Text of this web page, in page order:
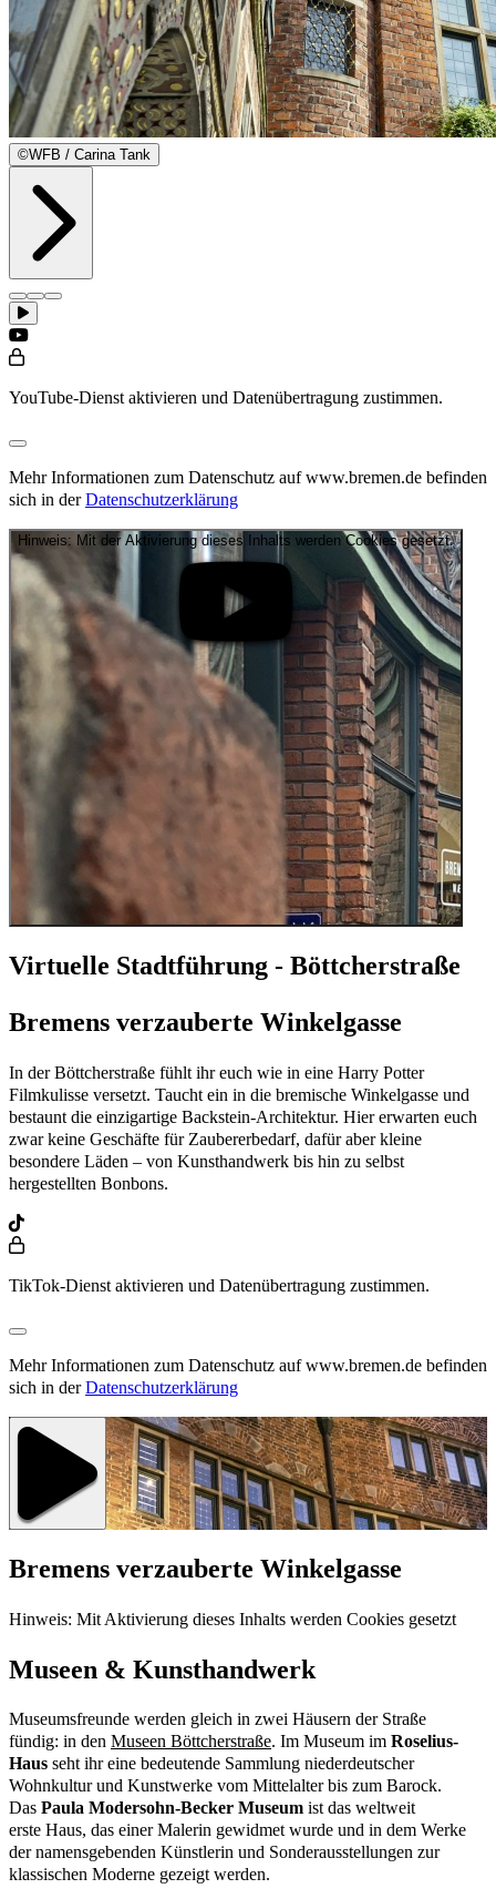
©WFB / Carina Tank
YouTube-Dienst aktivieren und Datenübertragung zustimmen.
Mehr Informationen zum Datenschutz auf www.bremen.de befinden
sich in derDatenschutzerklärung
Hinweis: Mit der Aktivierung dieses Inhalts werden Cookies gesetzt.
Virtuelle Stadtführung - Böttcherstraße
Bremens verzauberte Winkelgasse
In der Böttcherstraße fühlt ihr euch wie in eine Harry Potter
Filmkulisse versetzt. Taucht ein in die bremische Winkelgasse und
bestaunt die einzigartige Backstein-Architektur. Hier erwarten euch
zwar keine Geschäfte für Zaubererbedarf, dafür aber kleine
besondere Läden – von Kunsthandwerk bis hin zu selbst
hergestellten Bonbons.
TikTok-Dienst aktivieren und Datenübertragung zustimmen.
Mehr Informationen zum Datenschutz auf www.bremen.de befinden
sich in derDatenschutzerklärung
Bremens verzauberte Winkelgasse
Hinweis: Mit Aktivierung dieses Inhalts werden Cookies gesetzt
Museen & Kunsthandwerk
Museumsfreunde werden gleich in zwei Häusern der Straße
fündig: in den Museen Böttcherstraße. Im Museum im Roselius-
Haus seht ihr eine bedeutende Sammlung niederdeutscher
Wohnkultur und Kunstwerke vom Mittelalter bis zum Barock.
Das Paula Modersohn-Becker Museum ist das weltweit
erste Haus, das einer Malerin gewidmet wurde und in dem Werke
der namensgebenden Künstlerin und Sonderausstellungen zur
klassischen Moderne gezeigt werden.